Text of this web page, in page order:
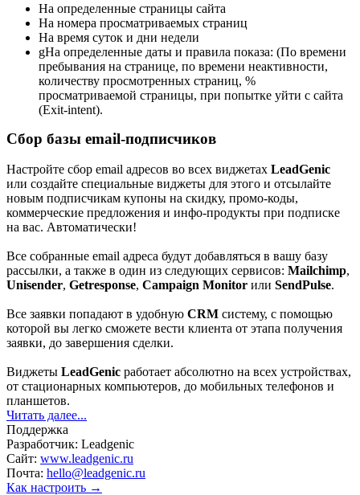
новым подписчикам купоны на скидку, промо-коды,
коммерческие предложения и инфо-продукты при подписке
на вас. Автоматически!
Все собранные email адреса будут добавляться в вашу базу
рассылки, а также в один из следующих сервисов:
Unisender,Getresponse ,Campaign Monitorили SendPulse.
которой вы легко сможете вести клиента от этапа получения
ВиджетыLeadGenicработает абсолютно на всех устройствах,
от стационарных компьютеров, до мобильных телефонов и
планшетов.
На определенные страницы сайта
На номера просматриваемых страниц
На время суток и дни недели
gНа определенные даты и правила показа: (По времени
пребывания на странице, по времени неактивности,
количеству просмотренных страниц, %
просматриваемой страницы, при попытке уйти с сайта
(Exit-intent).
Сбор базы email-подписчиков
Настройте сбор email адресов во всех виджетах LeadGeniс
или создайте специальные виджеты для этого и отсылайте
новым подписчикам купоны на скидку, промо-коды,
коммерческие предложения и инфо-продукты при подписке
на вас. Автоматически!
Все собранные email адреса будут добавляться в вашу базу
рассылки, а также в один из следующих сервисов: Mailchimp,
Unisender, Getresponse, Campaign Monitor или SendPulse.
Все заявки попадают в удобную CRM систему, с помощью
которой вы легко сможете вести клиента от этапа получения
заявки, до завершения сделки.
Виджеты LeadGenic работает абсолютно на всех устройствах,
от стационарных компьютеров, до мобильных телефонов и
планшетов.
Читать далее...
Поддержка
Разработчик: Leadgenic
Сайт: www.leadgenic.ru
Почта: hello@leadgenic.ru
Как настроить →